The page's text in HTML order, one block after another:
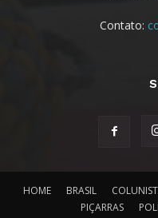
Contato:
HOME BRASIL
PIÇARRAS